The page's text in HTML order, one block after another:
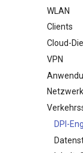
Internet
Ethernet
Cellular
WLAN
WLAN
Clients
Clients
Cloud-
VPN
VPN
VPN-
Plug-ins
Netzwerk
Firewall
Multi-
DPI-